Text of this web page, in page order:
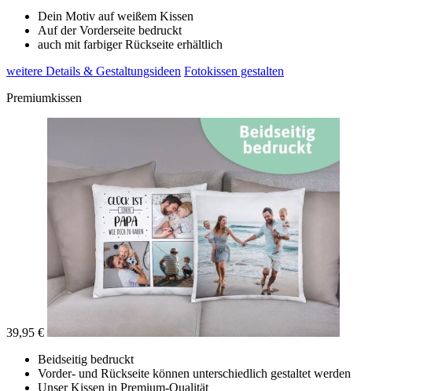
Dein Motiv auf weißem Kissen
Auf der Vorderseite bedruckt
auch mit farbiger Rückseite erhältlich
weitere Details & Gestaltungsideen Fotokissen gestalten
Premiumkissen
39,95 €
Beidseitig bedruckt
Vorder- und Rückseite können unterschiedlich gestaltet werden
Unser Kissen in Premium-Qualität